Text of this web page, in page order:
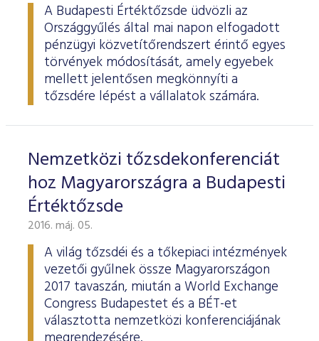
A Budapesti Értéktőzsde üdvözli az
Országgyűlés által mai napon elfogadott
pénzügyi közvetítőrendszert érintő egyes
törvények módosítását, amely egyebek
mellett jelentősen megkönnyíti a
tőzsdére lépést a vállalatok számára.
Nemzetközi tőzsdekonferenciát
hoz Magyarországra a Budapesti
Értéktőzsde
2016. máj. 05.
A világ tőzsdéi és a tőkepiaci intézmények
vezetői gyűlnek össze Magyarországon
2017 tavaszán, miután a World Exchange
Congress Budapestet és a BÉT-et
választotta nemzetközi konferenciájának